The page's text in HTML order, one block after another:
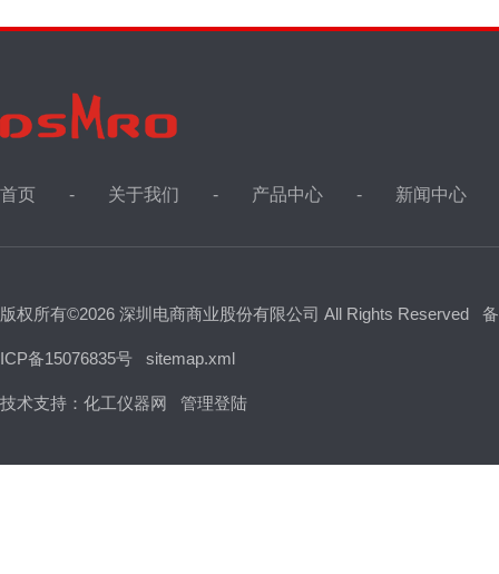
首页 关于我们 产品中心 新闻中心
版权所有©2026 深圳电商商业股份有限公司 All Rights Reserved
ICP备15076835号 sitemap.xml
技术支持： 化工仪器网 管理登陆